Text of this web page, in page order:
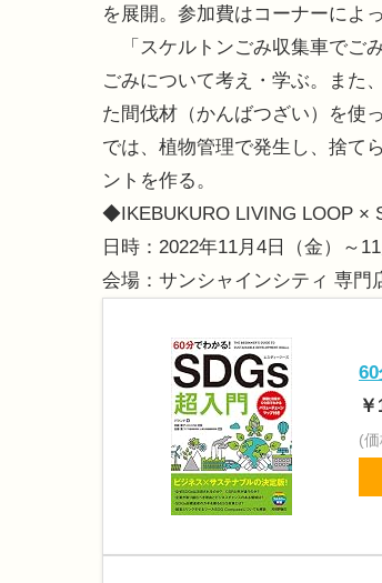
を展開。参加費はコーナーによ
「スケルトンごみ収集車でご
ごみについて考え・学ぶ。また
た間伐材（かんばつざい）を使
では、植物管理で発生し、捨て
ントを作る。
◆IKEBUKURO LIVING LOOP ×
日時：2022年11月4日（金）～
会場：サンシャインシティ 専門
(